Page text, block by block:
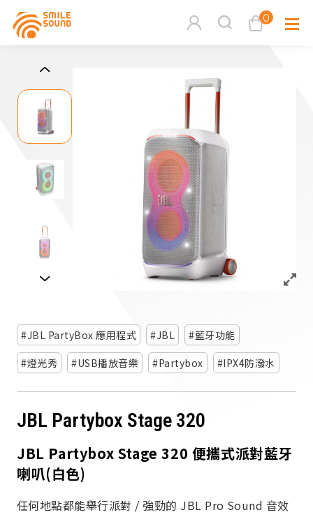
0
查看購物車
請選擇商品分類
請選擇分類
活動
劇院系
JBL PartyBox 應用程式 JBL
藍牙功能
燈光秀
USB播放音樂 Partybox IPX4防潑水
JBL Partybox Stage 320
JBL Partybox Stage 320 便攜式派對藍牙
喇叭(白色)
任何地點都能舉行派對 / 強勁的 JBL Pro Sound 音效